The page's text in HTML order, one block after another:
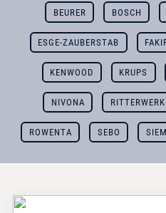
BEURER BOSCH
ESGE-ZAUBERSTAB
KENWOOD KRUPS
NIVONA RITTERWERK
ROWENTA SEBO